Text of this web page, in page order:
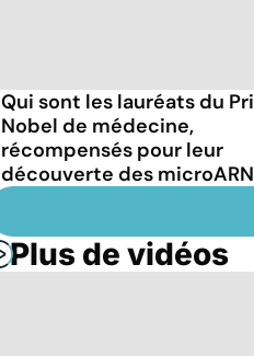
Qui sont les lauréats du
Nobel de médecine,
récompensés pour leur
découverte des
Plus de vidéos